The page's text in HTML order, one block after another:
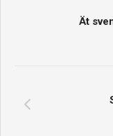
Ät